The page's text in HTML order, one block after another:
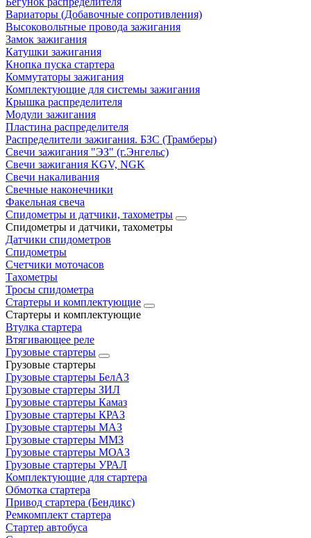
Вариаторы (Добавочные сопротивления)
Высоковольтные провода зажигания
Замок зажигания
Катушки зажигания
Кнопка пуска стартера
Коммутаторы зажигания
Комплектующие для системы зажигания
Крышка распределителя
Модули зажигания
Пластина распределителя
Распределители зажигания. БЗС (Трамберы)
Свечи зажигания "ЭЗ" (г.Энгельс)
Свечи зажигания KGV, NGK
Свечи накаливания
Свечные наконечники
Факельная свеча
Спидометры и датчики, тахометры
Спидометры и датчики, тахометры
Датчики спидометров
Спидометры
Счетчики моточасов
Тахометры
Тросы спидометра
Стартеры и комплектующие
Стартеры и комплектующие
Втулка стартера
Втягивающее реле
Грузовые стартеры
Грузовые стартеры
Грузовые стартеры БелАЗ
Грузовые стартеры ЗИЛ
Грузовые стартеры Камаз
Грузовые стартеры КРАЗ
Грузовые стартеры МАЗ
Грузовые стартеры ММЗ
Грузовые стартеры МОАЗ
Грузовые стартеры УРАЛ
Комплектующие для стартера
Обмотка стартера
Привод стартера (Бендикс)
Ремкомплект стартера
Стартер автобуса